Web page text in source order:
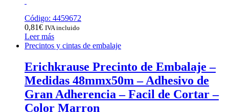
Código: 4459672
0,81€ IVA incluido
Leer más
Precintos y cintas de embalaje
Erichkrause Precinto de Embalaje –
Medidas 48mmx50m – Adhesivo de
Gran Adherencia – Facil de Cortar –
Color Marron